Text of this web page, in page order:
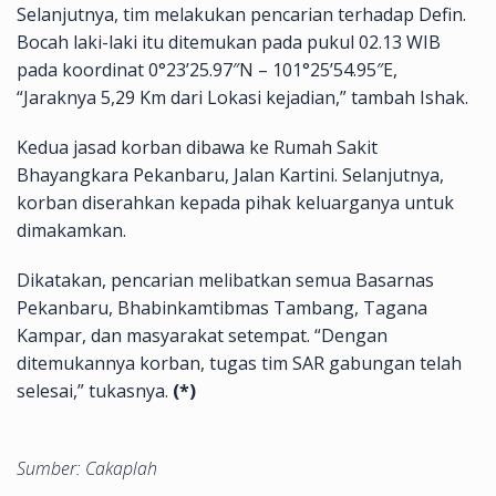
Selanjutnya, tim melakukan pencarian terhadap Defin.
Bocah laki-laki itu ditemukan pada pukul 02.13 WIB
pada koordinat 0°23’25.97″N – 101°25’54.95″E,
“Jaraknya 5,29 Km dari Lokasi kejadian,” tambah Ishak.
Kedua jasad korban dibawa ke Rumah Sakit
Bhayangkara Pekanbaru, Jalan Kartini. Selanjutnya,
korban diserahkan kepada pihak keluarganya untuk
dimakamkan.
Dikatakan, pencarian melibatkan semua Basarnas
Pekanbaru, Bhabinkamtibmas Tambang, Tagana
Kampar, dan masyarakat setempat. “Dengan
ditemukannya korban, tugas tim SAR gabungan telah
selesai,” tukasnya. (*)
Sumber: Cakaplah